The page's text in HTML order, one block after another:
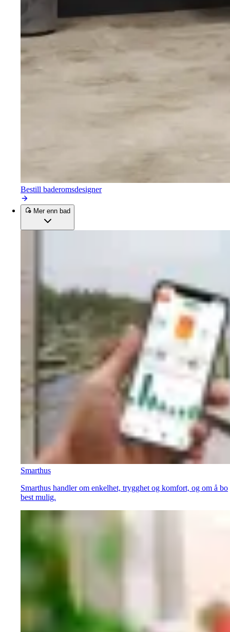
Bestill baderomsdesigner
Mer enn bad
Smarthus
Smarthus handler om enkelhet, trygghet og komfort, og om å bo
best mulig.